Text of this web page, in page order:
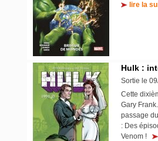
lire la
Hulk :
Sortie le
Cette
Gary
passage
: Des
Venom !